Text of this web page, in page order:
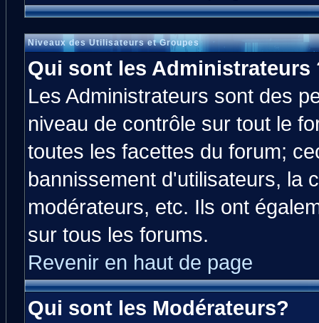
Niveaux des Utilisateurs et Groupes
Qui sont les Administrateurs
Les Administrateurs sont des
niveau de contrôle sur tout le
toutes les facettes du forum;
bannissement d'utilisateurs, la
modérateurs, etc. Ils ont
sur tous les forums.
Revenir en haut de page
Qui sont les Modérateurs?